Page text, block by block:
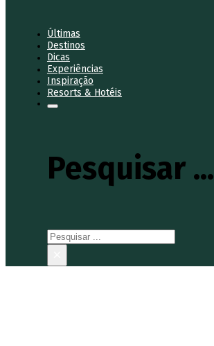
Últimas
Destinos
Dicas
Experiências
Inspiração
Resorts & Hotéis
Pesquisar ...
Pesquisar